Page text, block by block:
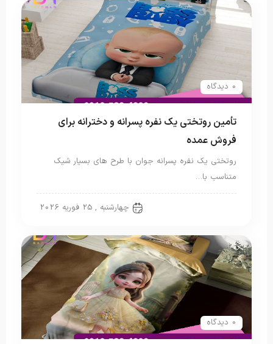
0 دیدگاه
تأمین روتختی یک نفره پسرانه و دخترانه برای
فروش عمده
روتختی یک نفره پسرانه جوان با طرح های بسیار شیک
متناسب با…
چهارشنبه , 25 فوریه 2026
0 دیدگاه